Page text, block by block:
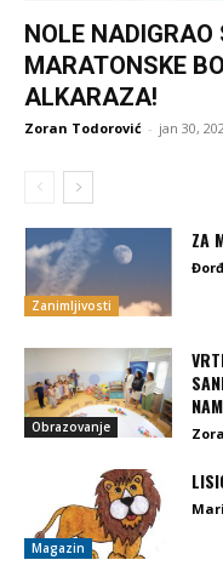
NOLE NADIGRAO
MARATONSKE
ALKARAZA!
Zoran Todorović - jan 30,
Zanimljivosti
ZA
Obrazovanje
Magazin